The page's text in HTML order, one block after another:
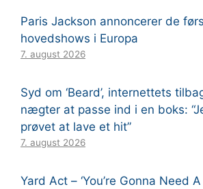
Paris Jackson annoncerer de
hovedshows i Europa
7. august 2026
Syd om ‘Beard’, internettets
nægter at passe ind i en boks:
prøvet at lave et hit”
7. august 2026
Yard Act – ‘You’re Gonna Need